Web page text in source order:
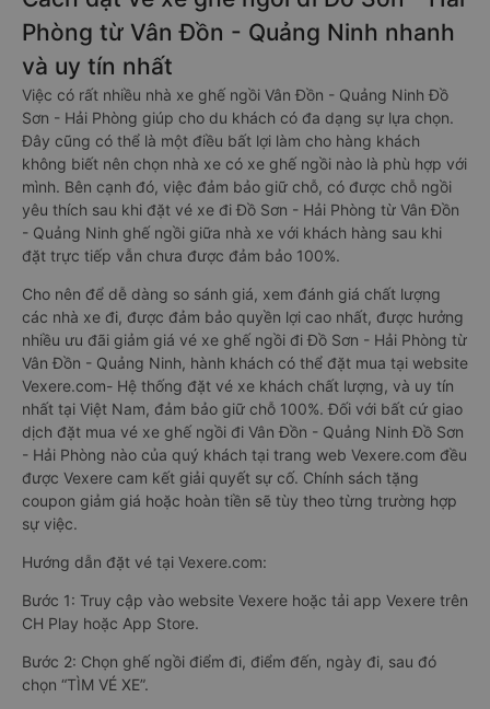
Phòng từ Vân Đồn - Quảng Ninh nhanh
và uy tín nhất
Việc có rất nhiều nhà xe ghế ngồi Vân Đồn - Quảng Ninh Đồ
Sơn - Hải Phòng giúp cho du khách có đa dạng sự lựa chọn.
Đây cũng có thể là một điều bất lợi làm cho hàng khách
không biết nên chọn nhà xe có xe ghế ngồi nào là phù hợp với
mình. Bên cạnh đó, việc đảm bảo giữ chỗ, có được chỗ ngồi
yêu thích sau khi đặt vé xe đi Đồ Sơn - Hải Phòng từ Vân Đồn
- Quảng Ninh ghế ngồi giữa nhà xe với khách hàng sau khi
đặt trực tiếp vẫn chưa được đảm bảo 100%.
Cho nên để dễ dàng so sánh giá, xem đánh giá chất lượng
các nhà xe đi, được đảm bảo quyền lợi cao nhất, được hưởng
nhiều ưu đãi giảm giá vé xe ghế ngồi đi Đồ Sơn - Hải Phòng từ
Vân Đồn - Quảng Ninh, hành khách có thể đặt mua tại website
Vexere.com- Hệ thống đặt vé xe khách chất lượng, và uy tín
nhất tại Việt Nam, đảm bảo giữ chỗ 100%. Đối với bất cứ giao
dịch đặt mua vé xe ghế ngồi đi Vân Đồn - Quảng Ninh Đồ Sơn
- Hải Phòng nào của quý khách tại trang web Vexere.com đều
được Vexere cam kết giải quyết sự cố. Chính sách tặng
coupon giảm giá hoặc hoàn tiền sẽ tùy theo từng trường hợp
sự việc.
Hướng dẫn đặt vé tại Vexere.com:
Bước 1: Truy cập vào website Vexere hoặc tải app Vexere trên
CH Play hoặc App Store.
Bước 2: Chọn ghế ngồi điểm đi, điểm đến, ngày đi, sau đó
chọn “TÌM VÉ XE”.